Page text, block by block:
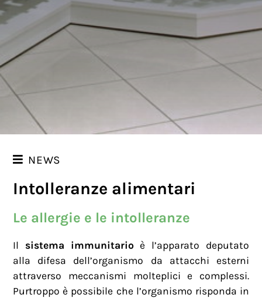
NEWS
NEWS
Intolleranze alimentari
Le allergie e le intolleranze
Il sistema immunitario è l’apparato deputato
alla difesa dell’organismo da attacchi esterni
attraverso meccanismi molteplici e complessi.
Purtroppo è possibile che l’organismo risponda in